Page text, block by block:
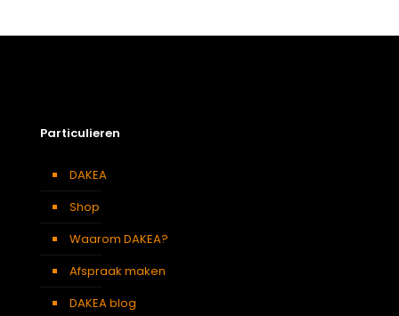
Particulieren
DAKEA
Shop
Waarom DAKEA?
Afspraak maken
DAKEA blog